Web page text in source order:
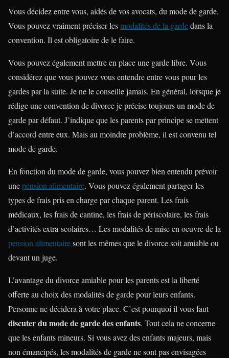
Vous décidez entre vous, aidés de vos avocats, du mode de garde.
Vous pouvez vraiment préciser lesmodalités de la gardedans la
convention. Il est obligatoire de le faire.
Vous pouvez également mettre en place une garde libre. Vous
considérez que vous pouvez vous entendre entre vous pour les
gardes par la suite. Je ne le conseille jamais. En général, lorsque je
rédige une convention de divorce je précise toujours un mode de
garde par défaut. J’indique que les parents par principe se mettent
d’accord entre eux. Mais au moindre problème, il est convenu tel
mode de garde.
En fonction du mode de garde, vous pouvez bien entendu prévoir
unepension alimentaire. Vous pouvez également partager les
types de frais pris en charge par chaque parent. Les frais
médicaux, les frais de cantine, les frais de périscolaire, les frais
d’activités extra-scolaires… Les modalités de mise en oeuvre de la
pension alimentairesont les mêmes que le divorce soit amiable ou
devant un juge.
L’avantage du divorce amiable pour les parents est la liberté
offerte au choix des modalités de garde pour leurs enfants.
Personne ne décidera à votre place. C’est pourquoi il vous faut
discuter du mode de garde des enfants. Tout cela ne concerne
que les enfants mineurs. Si vous avez des enfants majeurs, mais
non émancipés, les modalités de garde ne sont pas envisagées